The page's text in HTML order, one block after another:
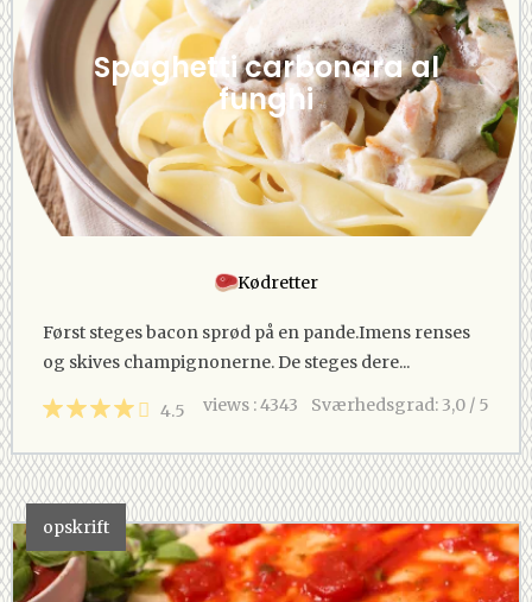
Spaghetti carbonara al
funghi
Kødretter
Først steges bacon sprød på en pande.Imens renses
og skives champignonerne. De steges dere...
4.5 Sværhedsgrad: 3,0 / 5
views : 4343
opskrift